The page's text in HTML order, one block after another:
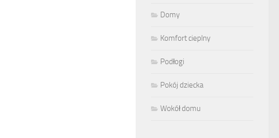
Domy
Komfort cieplny
Podłogi
Pokój dziecka
Wokół domu